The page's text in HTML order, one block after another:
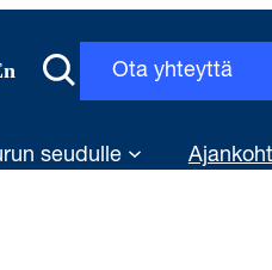
Ota yhteyttä
seudulle